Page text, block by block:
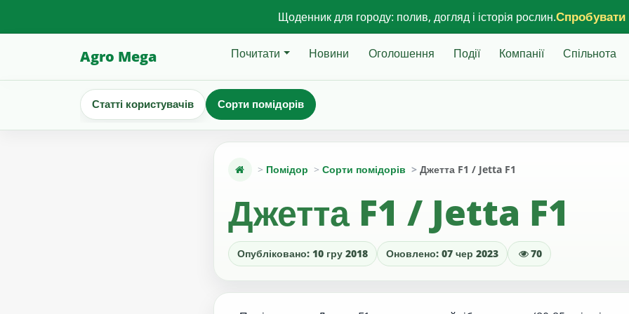
Щоденник для городу: полив, догляд і історія рослин.
Agro Mega Почитати Новини Оголошення Події Компанії Спільнота
Статті користувачів Сорти помідорів
Помідор Сорти помідорів Джетта F1 / Jetta F1
Джетта F1 / Jetta F1
Опубліковано: 10 гру 2018 Оновлено: 07 чер 2023 70